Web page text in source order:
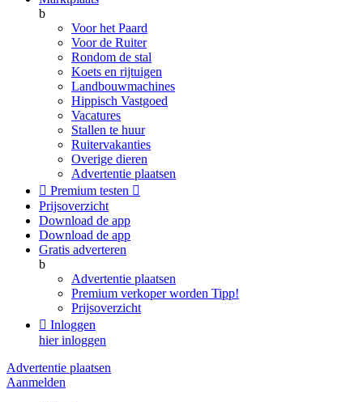
b
Voor het Paard
Voor de Ruiter
Rondom de stal
Koets en rijtuigen
Landbouwmachines
Hippisch Vastgoed
Vacatures
Stallen te huur
Ruitervakanties
Overige dieren
Advertentie plaatsen
 Premium testen 
Prijsoverzicht
Download de app
Download de app
Gratis adverteren
b
Advertentie plaatsen
Premium verkoper worden Tipp!
Prijsoverzicht
 Inloggen
hier inloggen
Advertentie plaatsen
Aanmelden